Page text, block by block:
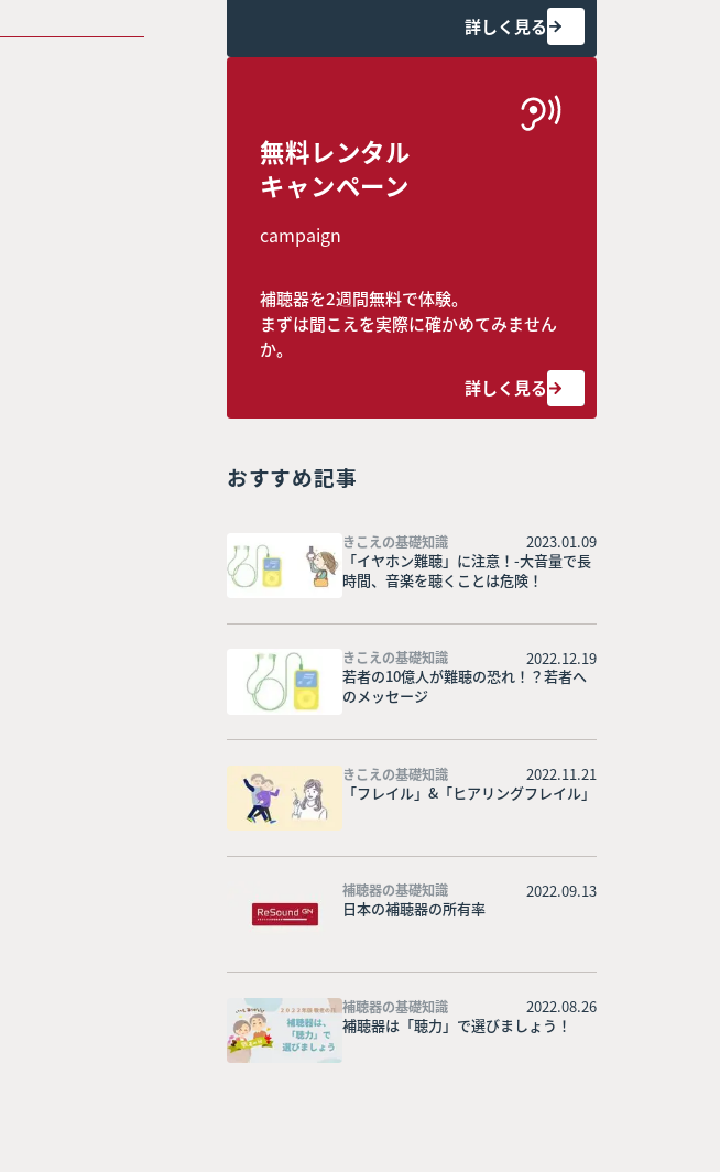
詳しく見る
無料レンタル
キャンペーン
campaign
補聴器を2週間無料で体験。
まずは聞こえを実際に確かめてみません
か。
詳しく見る
おすすめ記事
きこえの基礎知識
2023.01.09
「イヤホン難聴」に注意！-大音量で長
時間、音楽を聴くことは危険！
きこえの基礎知識
2022.12.19
若者の10億人が難聴の恐れ！？若者へ
のメッセージ
きこえの基礎知識
2022.11.21
「フレイル」&「ヒアリングフレイル」
補聴器の基礎知識
2022.09.13
日本の補聴器の所有率
補聴器の基礎知識
2022.08.26
補聴器は「聴力」で選びましょう！